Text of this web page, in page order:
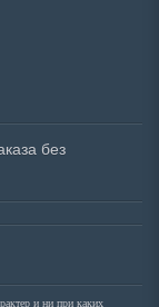
без
и ни при каких